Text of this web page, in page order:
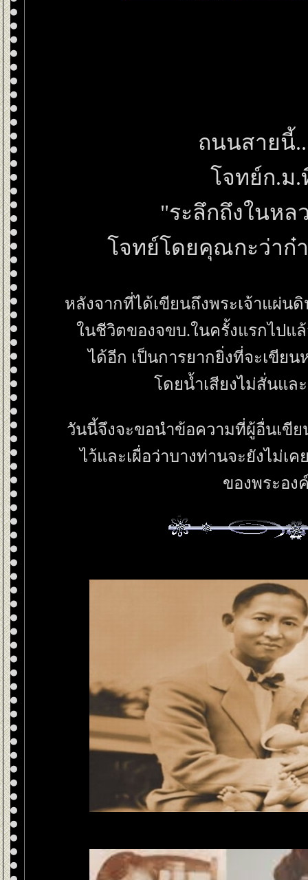
ถนนสายนี้
จทย์ก.ม.
"ระลึกถึงในหล
จทย์โดยคุณกะว่าก๋
หลังจากที่ได้เขียนถึงพระเจ้าแผ่
นชีวิตของจขบ.ในครั้งแรกไปแ
ได้อีก เป็นการยากยิ่งที่จะเขีย
ดยน้ำเสียงไม่สั่นแล
วันนี้จึงจะขอนำข้อความที่ผู้อื่นเขี
ไว้และเผื่อว่าบางท่านจะยังไม่เ
ของพระอง